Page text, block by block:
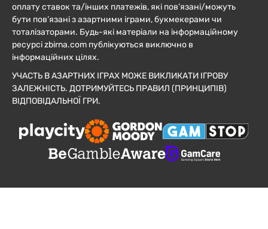
оплату ставок та/інших платежів, які пов’язані/можуть
бути пов’язані з азартними іграми, букмекерами чи
тоталізаторами. Будь-які матеріали на інформаційному
ресурсі zbirna.com публікуються виключно в
інформаційних цілях.
УЧАСТЬ В АЗАРТНИХ ІГРАХ МОЖЕ ВИКЛИКАТИ ІГРОВУ
ЗАЛЕЖНІСТЬ. ДОТРИМУЙТЕСЬ ПРАВИЛ (ПРИНЦИПІВ)
ВІДПОВІДАЛЬНОЇ ГРИ.